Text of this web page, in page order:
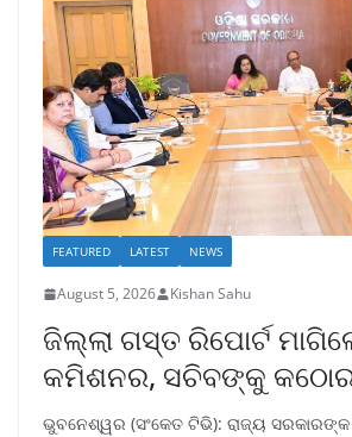
FEATURED LATEST NEWS
August 5, 2026 Kishan Sahu
ଜିଲ୍ଲା ଗସ୍ତ ରିପୋର୍ଟ
କମିଶନର, ସଚିବଙ୍କୁ କଠୋର
ଭୁବନେଶ୍ୱର (ସଂକେତ ଟିଭି): ରାଜ୍ୟ